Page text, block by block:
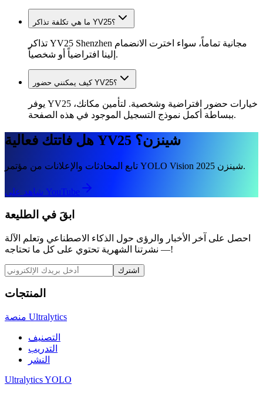
ما هي تكلفة تذاكر YV25؟
تذاكر YV25 Shenzhen مجانية تماماً، سواء اخترت الانضمام
إلينا افتراضياً أو شخصياً.
كيف يمكنني حضور YV25؟
يوفر YV25 خيارات حضور افتراضية وشخصية. لتأمين مكانك،
ببساطة أكمل نموذج التسجيل الموجود في هذه الصفحة.
هل فاتتك فعالية YV25 شينزن؟
تابع المحادثات والإعلانات من مؤتمر YOLO Vision 2025 شينزن.
شاهد على YouTube
ابقَ في الطليعة
احصل على آخر الأخبار والرؤى حول الذكاء الاصطناعي وتعلم الآلة
— نشرتنا الشهرية تحتوي على كل ما تحتاجه!
اشترك
المنتجات
منصة Ultralytics
التصنيف
التدريب
النشر
Ultralytics YOLO